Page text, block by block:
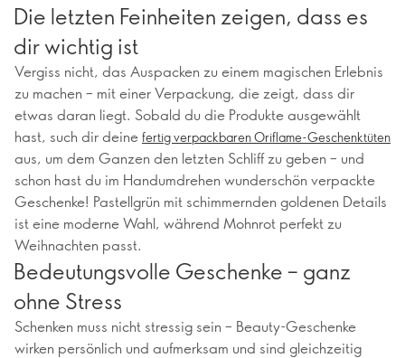
Die letzten Feinheiten zeigen, dass es
dir wichtig ist
Vergiss nicht, das Auspacken zu einem magischen Erlebnis
zu machen – mit einer Verpackung, die zeigt, dass dir
etwas daran liegt. Sobald du die Produkte ausgewählt
hast, such dir deine fertig verpackbaren Oriflame-Geschenktüten
aus, um dem Ganzen den letzten Schliff zu geben – und
schon hast du im Handumdrehen wunderschön verpackte
Geschenke! Pastellgrün mit schimmernden goldenen Details
ist eine moderne Wahl, während Mohnrot perfekt zu
Weihnachten passt.
Bedeutungsvolle Geschenke – ganz
ohne Stress
Schenken muss nicht stressig sein – Beauty-Geschenke
wirken persönlich und aufmerksam und sind gleichzeitig